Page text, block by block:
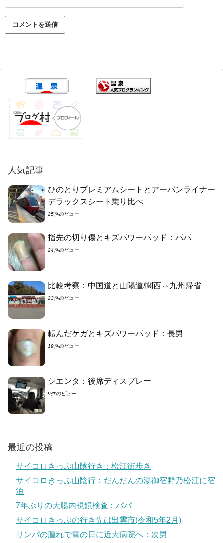
人気記事
ひのとりプレミアムシートとアーバンライナー
デラックスシート乗り比べ
25件のビュー
指先の切り傷とキズパワーパッド：パパ
24件のビュー
比較考察：中国道と山陽道/関西⇔九州帰省
23件のビュー
転んだケガとキズパワーパッド：長男
19件のビュー
シエンタ：後席ディスプレー
9件のビュー
最近の投稿
サイコロきっぷ山陰行き：松江街歩き
サイコロきっぷ山陰行：だんだんの湯御宿野乃松江に宿
泊
7年ぶりの大腸内視鏡検査：パパ
サイコロきっぷの行き先は出雲市(令和5年2月)
リンパの腫れで雪の日に近大病院へ：次男